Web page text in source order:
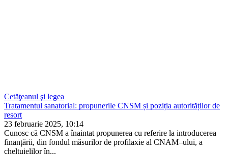
Cetăţeanul şi legea
Tratamentul sanatorial: propunerile CNSM și poziția autorităților de
resort
23 februarie 2025, 10:14
Cunosc că CNSM a înaintat propunerea cu referire la introducerea
finanțării, din fondul măsurilor de profilaxie al CNAM–ului, a
cheltuielilor în...